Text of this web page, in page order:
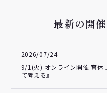
最新の開
2026/07/24
9/1(火) オンライン開催 育休
て考える』